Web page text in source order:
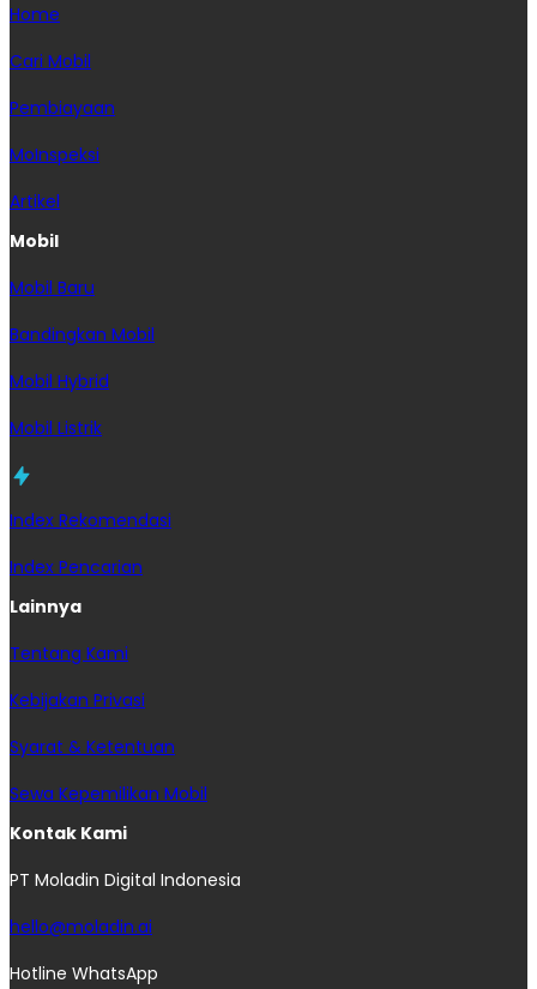
Home
Cari Mobil
Pembiayaan
MoInspeksi
Artikel
Mobil
Mobil Baru
Bandingkan Mobil
Mobil Hybrid
Mobil Listrik
Index Rekomendasi
Index Pencarian
Lainnya
Tentang Kami
Kebijakan Privasi
Syarat & Ketentuan
Sewa Kepemilikan Mobil
Kontak Kami
PT Moladin Digital Indonesia
hello@moladin.ai
Hotline WhatsApp